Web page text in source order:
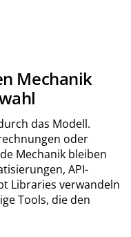
Mechanik
das Modell.
oder
Mechanik bleiben
API-
Libraries verwandeln
Tools, die den